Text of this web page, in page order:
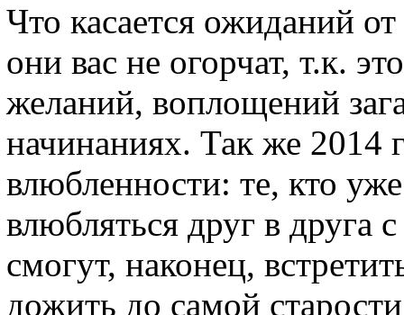
Что касается ожиданий
они вас не огорчат, т.к.
желаний, воплощений
начинаниях. Так же 2014
влюбленности: те, кто
влюбляться друг в друга
смогут, наконец,
дожить до самой